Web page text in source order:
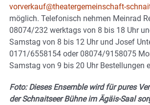
vorverkauf@theatergemeinschaft-
möglich. Telefonisch nehmen Meinrad
08074/232 werktags von 8 bis 18 Uhr
Samstag von 8 bis 12 Uhr und Josef
0171/6558154 oder 08074/9158075
Samstag von 9 bis 20 Uhr Bestellungen
Foto: Dieses Ensemble wird für pures
der Schnaitseer Bühne im Ägäis-Saal